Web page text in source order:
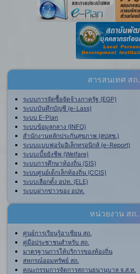
สารสนเทศ สถ.
ระบบการจัดซื้อจัดจ้างภาครัฐ (EGP)
ระบบบันทึกบัญชี (e-Lass)
ระบบ E-Plan
ระบบข้อมูลกลาง (INFO)
สำนักงานหลักประกันสุขภาพ (สปสช.)
ระบบแบบฟอร์มอิเล็กทรอนิกส์ (e-Report)
ระบบเบี้ยยังชีพ (Welfare)
ระบบการศึกษาท้องถิ่น (SIS)
ระบบศูนย์เด็กเล็กท้องถิ่น (CCIS)
ระบบเลือกตั้ง อปท. (ELE)
ระบบฝากข่าวของ อปท.
หน่วยงาน สถ.
ศูนย์การเรียนรู้อาเซียน สถ.
คู่มือประชาชนสำหรับ สถ.
มาตรฐานการให้บริการของท้องถิ่น
สหกรณ์ออมทรัพย์ สถ.
คณะกรรมการจัดการสถานธนานุบาล จ.ส.ท.